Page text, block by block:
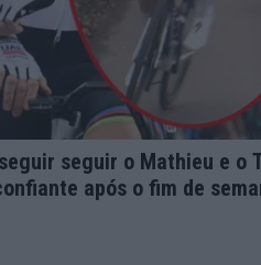
seguir o Mathieu e o
após o fim de